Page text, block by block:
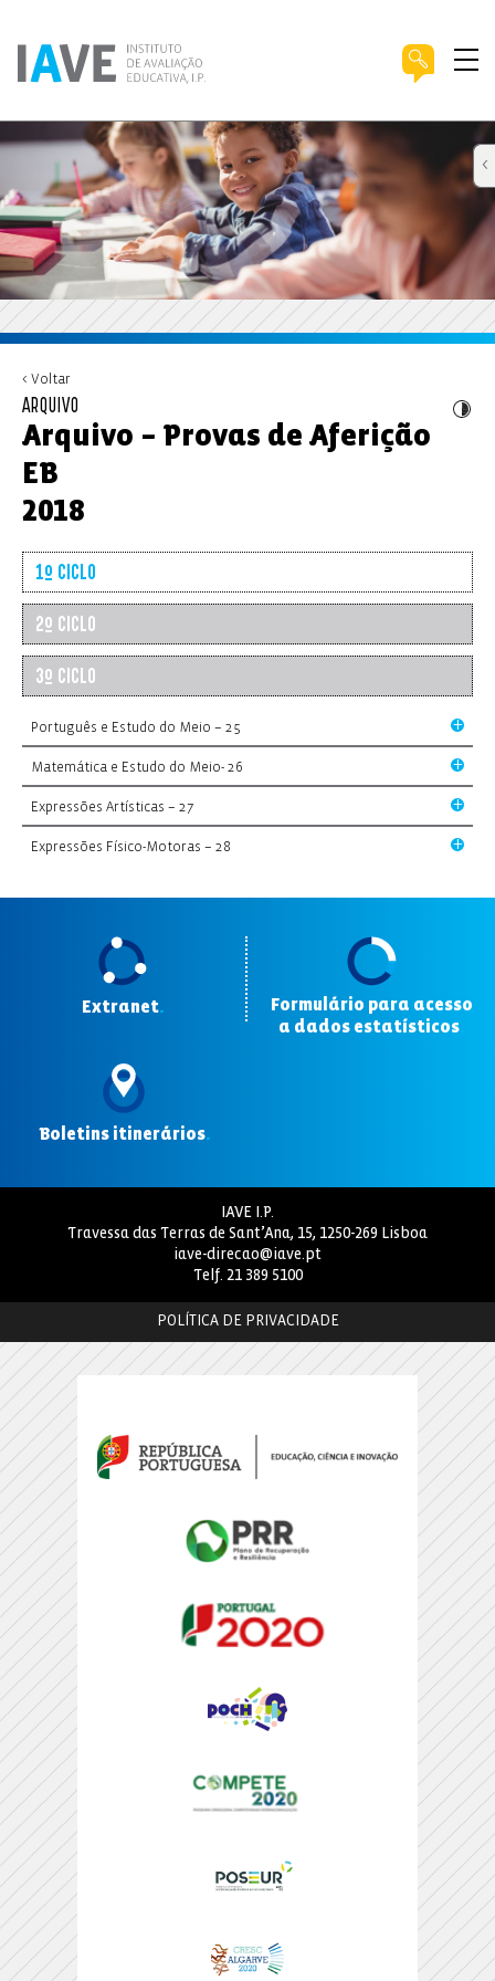
< Voltar
ARQUIVO
Arquivo – Provas de Aferição
EB
2018
1º CICLO
2º CICLO
3º CICLO
Português e Estudo do Meio – 25
Matemática e Estudo do Meio- 26
Expressões Artísticas – 27
Expressões Físico-Motoras – 28
Extranet.
Formulário para acesso
a dados estatísticos
Boletins itinerários.
IAVE I.P.
Travessa das Terras de Sant’Ana, 15, 1250-269 Lisboa
iave-direcao@iave.pt
Telf. 21 389 5100
POLÍTICA DE PRIVACIDADE